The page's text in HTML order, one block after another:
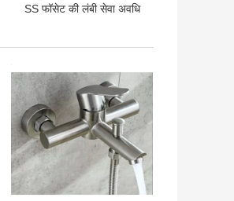
SS फॉसेट की लंबी सेवा अवधि
सबसे अच्छी कीमत